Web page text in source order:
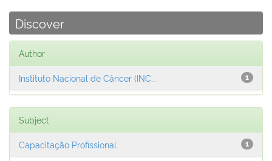
Discover
Author
1
Instituto Nacional de Câncer (INC...
Subject
1
Capacitação Profissional